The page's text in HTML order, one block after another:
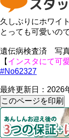
久しぶりにホワイ
とっても可愛いの
遺伝病検査済 写
【 インスタにて可
#No62327
最終更新日：2026